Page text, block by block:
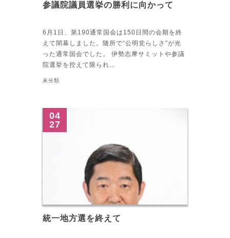
参議院議員選挙の勝利に向かって
6月1日、第190通常国会は150日間の会期を終
えて閉幕しました。随所で“公明党らしさ”が光
った通常国会でした。 伊勢志摩サミットや参議
院選挙を控えて限られ…
未分類
04
27
統一地方選を終えて